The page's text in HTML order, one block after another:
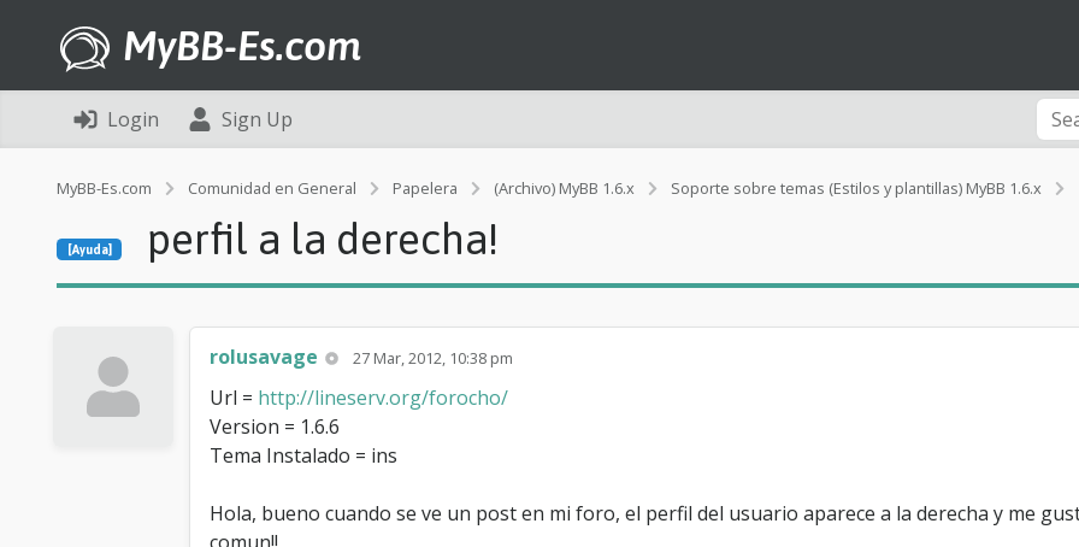
MyBB-Es.com
Login Sign Up
MyBB-Es.com Comunidad en General Papelera (Archivo) MyBB 1.6.x Soporte sobre temas (Estilos y plantillas) MyBB 1.6.x
r
i
[Ayuda] perfil a la derecha!
rolusavage 27 Mar, 2012, 10:38 pm
Url = http://lineserv.org/forocho/
Version = 1.6.6
Tema Instalado = ins
Hola, bueno cuando se ve un post en mi foro, el perfil del usuario aparece a la derecha y me